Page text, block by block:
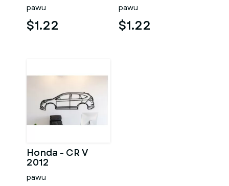
pawu
$1.22
pawu
$1.22
Honda - CR V
2012
pawu